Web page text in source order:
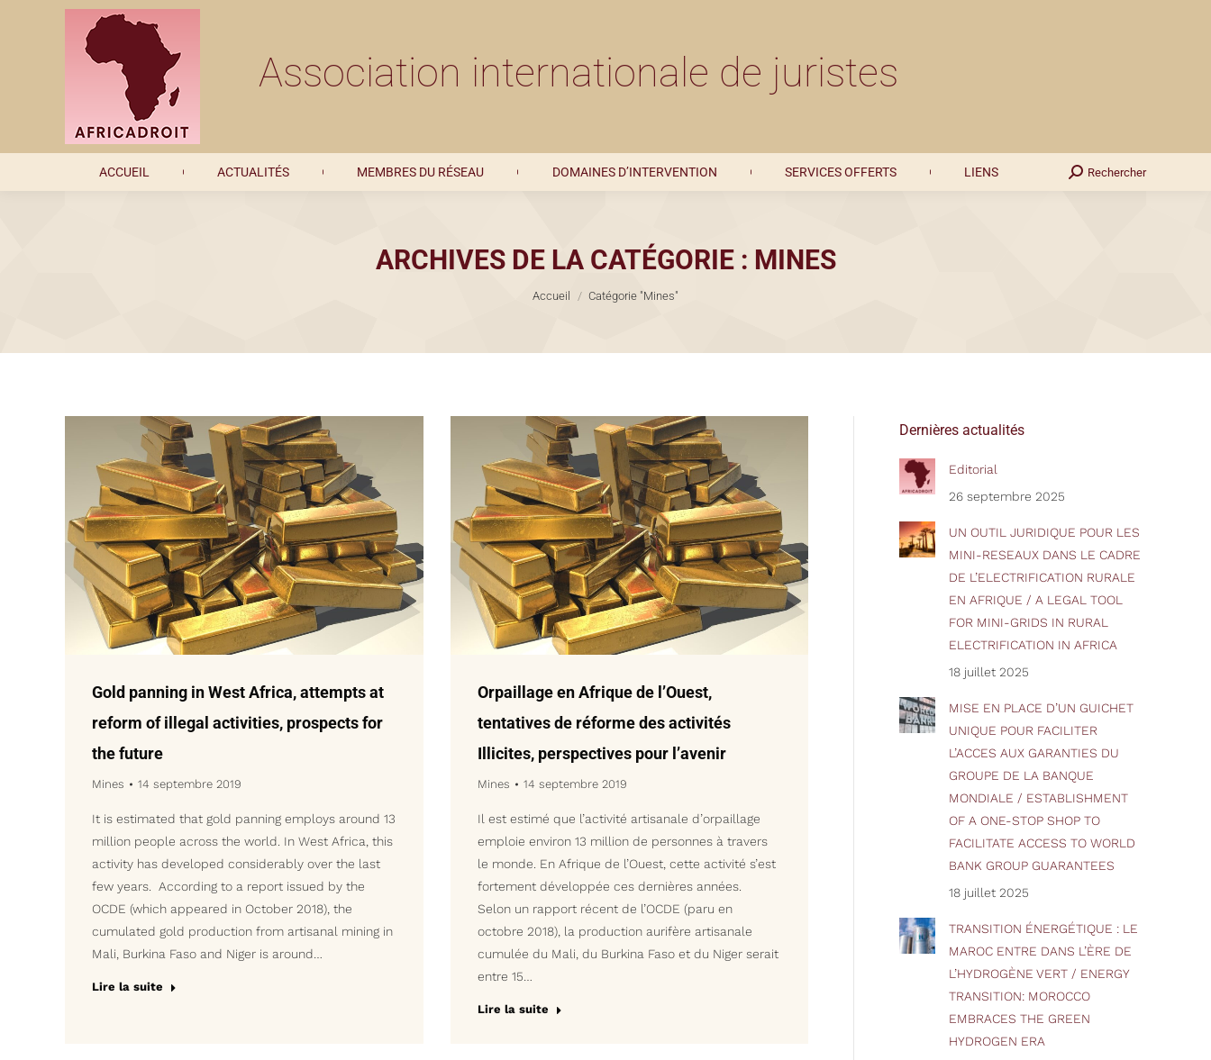
Association internationale de juristes
ACCUEIL ACTUALITÉS MEMBRES DU RÉSEAU DOMAINES D’INTERVENTION SERVICES OFFERTS LIENS
Recherche
Rechercher
ARCHIVES DE LA CATÉGORIE : MINES
Vous êtes ici :
Accueil Catégorie "Mines"
Gold panning in West Africa, attempts at
reform of illegal activities, prospects for
the future
Mines 14 septembre 2019
It is estimated that gold panning employs around 13
million people across the world. In West Africa, this
activity has developed considerably over the last
few years. According to a report issued by the
OCDE (which appeared in October 2018), the
cumulated gold production from artisanal mining in
Mali, Burkina Faso and Niger is around…
Lire la suite
Orpaillage en Afrique de l’Ouest,
tentatives de réforme des activités
Illicites, perspectives pour l’avenir
Mines 14 septembre 2019
Il est estimé que l’activité artisanale d’orpaillage
emploie environ 13 million de personnes à travers
le monde. En Afrique de l’Ouest, cette activité s’est
fortement développée ces dernières années.
Selon un rapport récent de l’OCDE (paru en
octobre 2018), la production aurifère artisanale
cumulée du Mali, du Burkina Faso et du Niger serait
entre 15…
Lire la suite
Dernières actualités
Editorial
26 septembre 2025
UN OUTIL JURIDIQUE POUR LES
MINI-RESEAUX DANS LE CADRE
DE L’ELECTRIFICATION RURALE
EN AFRIQUE / A LEGAL TOOL
FOR MINI-GRIDS IN RURAL
ELECTRIFICATION IN AFRICA
18 juillet 2025
MISE EN PLACE D’UN GUICHET
UNIQUE POUR FACILITER
L’ACCES AUX GARANTIES DU
GROUPE DE LA BANQUE
MONDIALE / ESTABLISHMENT
OF A ONE-STOP SHOP TO
FACILITATE ACCESS TO WORLD
BANK GROUP GUARANTEES
18 juillet 2025
TRANSITION ÉNERGÉTIQUE : LE
MAROC ENTRE DANS L’ÈRE DE
L’HYDROGÈNE VERT / ENERGY
TRANSITION: MOROCCO
EMBRACES THE GREEN
HYDROGEN ERA